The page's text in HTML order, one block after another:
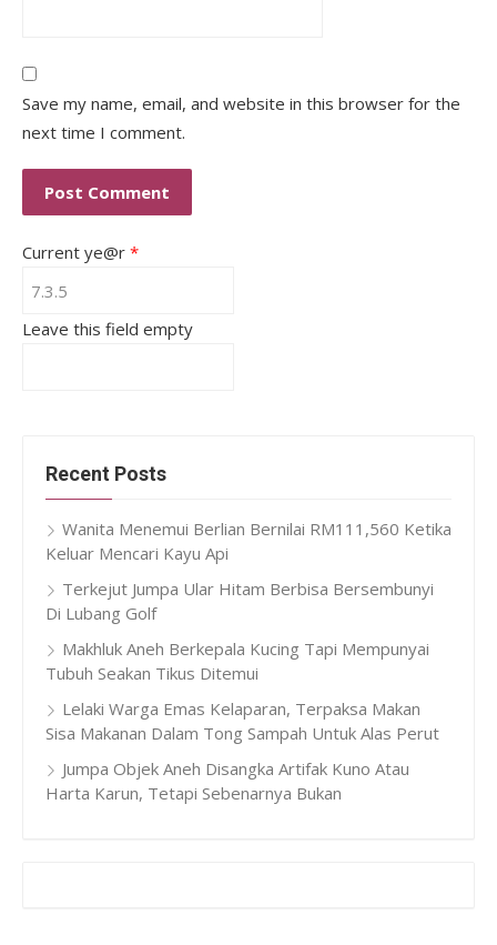
Save my name, email, and website in this browser for the
next time I comment.
Current ye@r *
Leave this field empty
Recent Posts
Wanita Menemui Berlian Bernilai RM111,560 Ketika
Keluar Mencari Kayu Api
Terkejut Jumpa Ular Hitam Berbisa Bersembunyi
Di Lubang Golf
Makhluk Aneh Berkepala Kucing Tapi Mempunyai
Tubuh Seakan Tikus Ditemui
Lelaki Warga Emas Kelaparan, Terpaksa Makan
Sisa Makanan Dalam Tong Sampah Untuk Alas Perut
Jumpa Objek Aneh Disangka Artifak Kuno Atau
Harta Karun, Tetapi Sebenarnya Bukan